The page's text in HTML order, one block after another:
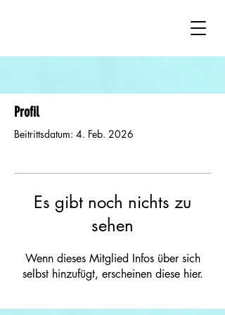
Profil
Beitrittsdatum: 4. Feb. 2026
Es gibt noch nichts zu
sehen
Wenn dieses Mitglied Infos über sich
selbst hinzufügt, erscheinen diese hier.